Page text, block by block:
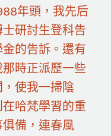
年頭，我先后
研討生登科告
的告訴。還有
時正派歷一些
使我一掃陰
哈梵學習的重
備，連春風